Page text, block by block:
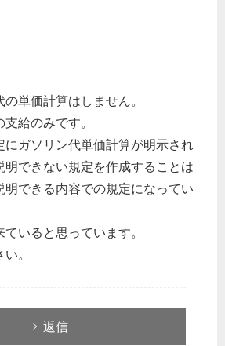
単価計算はしません。
支給のみです。
にガソリン代単価計算が明示され
明できない規定を作成することは
明できる内容での規定になってい
いると思っています。
。
返信